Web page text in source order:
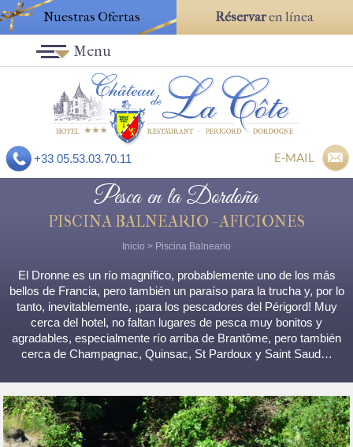
Nuestras Ofertas Réservaren línea
+33 05.53.03.70.11 E-MAIL
Menu
Pesca en la Dordoña
PISCINA BALNEARIO - AFICIONES
Inicio > Piscina Balneario
El Dronne es un río magnífico, probablemente uno de los más
bellos de Francia, pero también un paraíso para la trucha y, por lo
tanto, inevitablemente, ¡para los pescadores del Périgord! Muy
cerca del hotel, no faltan lugares de pesca muy bonitos y
agradables, especialmente río arriba de Brantôme, pero también
cerca de Champagnac, Quinsac, St Pardoux y Saint Saud…